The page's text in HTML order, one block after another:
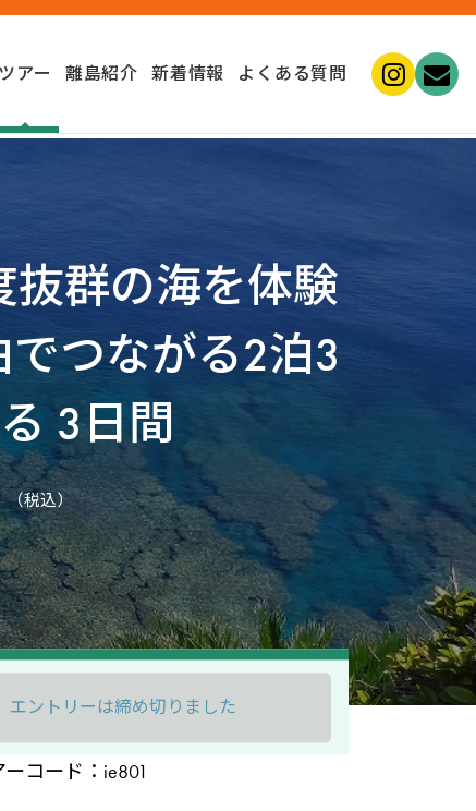
ツアー 離島紹介 新着情報 よくある質問
群の海を体験
つながる2泊3
3日間
（税込）
エントリーは締め切りました
ーコード：ie801